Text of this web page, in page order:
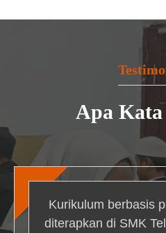
Apa
Kurikulum berbasis
diterapkan di SMK